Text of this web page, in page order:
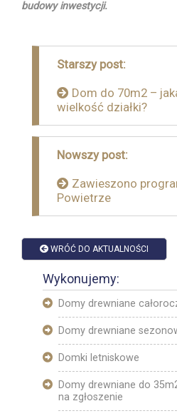
budowy inwestycji.
Nawigacja
Starszy post:
Dom do 70m2 –
wielkość działki?
Nowszy post:
Zawieszono
Powietrze
WRÓĆ DO AKTUALNOŚCI
Wykonujemy:
Domy drewniane
Domy drewniane
Domki letniskowe
Domy drewniane do
na zgłoszenie